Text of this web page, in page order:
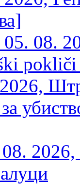
08.